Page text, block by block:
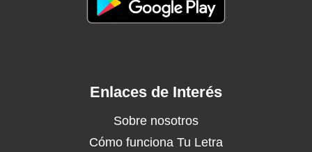
Enlaces de Interés
Sobre nosotros
Cómo funciona Tu Letra